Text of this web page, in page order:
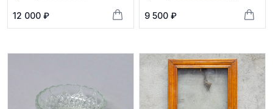
12 000 ₽ 9 500 ₽